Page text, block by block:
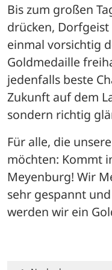
Bis zum großen
drücken,
einmal vorsichtig
Goldmedaille
jedenfalls beste
Zukunft auf dem
sondern richtig
Für alle, die
möchten: Kommt
Meyenburg! Wir
sehr gespannt
werden wir ein